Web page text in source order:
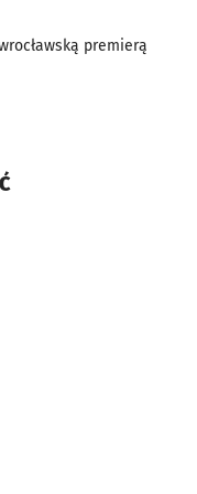
premierą